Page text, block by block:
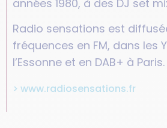
années 1980, à des DJ set
Radio sensations est
fréquences en FM, dans les
l’Essonne et en DAB+ à Paris.
> www.radiosensations.fr